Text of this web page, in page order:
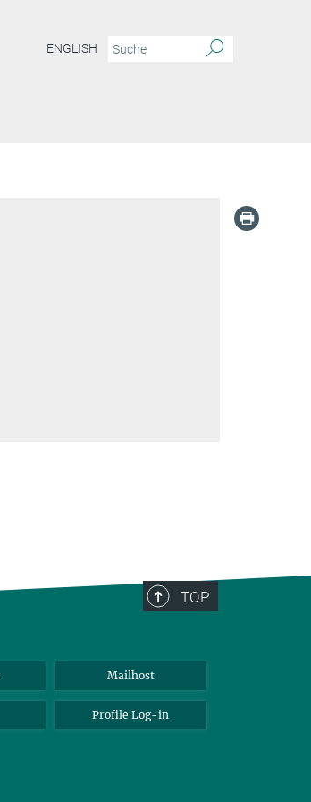
ENGLISH
TOP
Mailhost
Profile Log-in